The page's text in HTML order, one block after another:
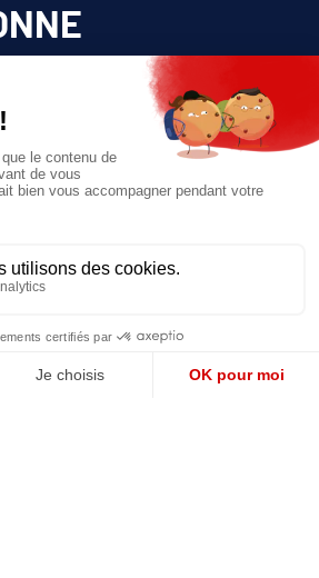
accès privilégié à tous
sur site.
AN